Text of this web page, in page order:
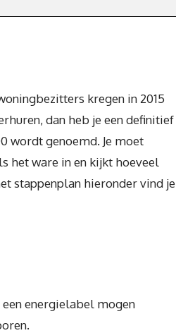
kregen in 2015
dan heb je een definitief
wordt genoemd. Je moet
het ware in en kijkt hoeveel
stappenplan hieronder vind je
energielabel mogen